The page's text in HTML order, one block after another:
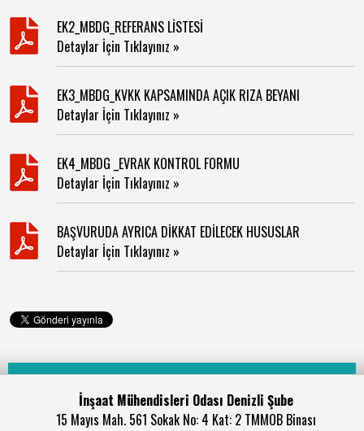
EK2_MBDG_REFERANS LİSTESİ
Detaylar İçin Tıklayınız »
EK3_MBDG_KVKK KAPSAMINDA AÇIK RIZA BEYANI
Detaylar İçin Tıklayınız »
EK4_MBDG _EVRAK KONTROL FORMU
Detaylar İçin Tıklayınız »
BAŞVURUDA AYRICA DİKKAT EDİLECEK HUSUSLAR
Detaylar İçin Tıklayınız »
İnşaat Mühendisleri Odası Denizli Şube
15 Mayıs Mah. 561 Sokak No: 4 Kat: 2 TMMOB Binası